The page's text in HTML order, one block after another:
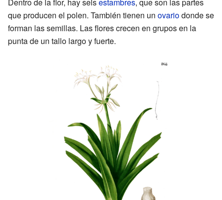
Dentro de la flor, hay seisestambres, que son las partes
que producen el polen. También tienen un ovariodonde se
forman las semillas. Las flores crecen en grupos en la
punta de un tallo largo y fuerte.